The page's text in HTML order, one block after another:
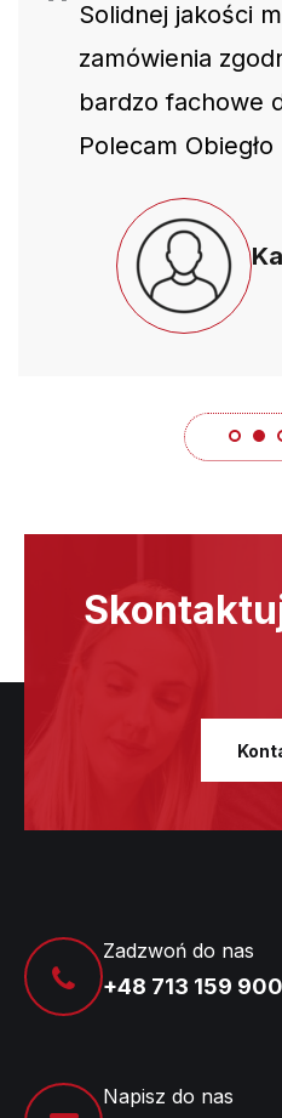
Solidnej jakości
zamówienia
bardzo fachowe
Polecam
Zadzwoń do nas
+48 713 159 900
Napisz do nas